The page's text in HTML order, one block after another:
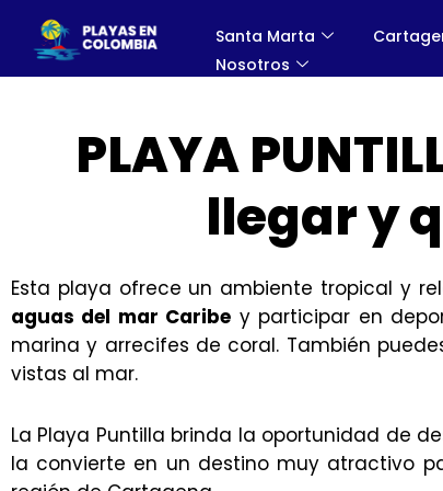
Santa Marta
Nosotros
PLAYA
llegar y
Esta playa ofrece un ambiente tropical y
aguas del mar Caribe y participar en
marina y arrecifes de coral. También
vistas al mar.
La Playa Puntilla brinda la oportunidad de
la convierte en un destino muy atractivo